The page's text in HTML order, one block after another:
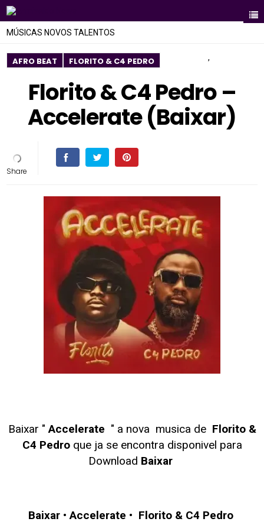
MÚSICAS NOVOS TALENTOS
AFRO BEAT ,
FLORITO & C4 PEDRO
Florito & C4 Pedro –
Accelerate (Baixar)
Baixar "Accelerate " a nova musica deFlorito &
C4 Pedro que ja se encontra disponivel para
Download Baixar
Baixar•Accelerate • Florito & C4 Pedro